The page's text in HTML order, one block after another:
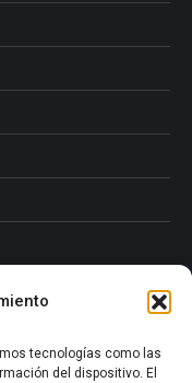
tecnologías como las
del dispositivo. El